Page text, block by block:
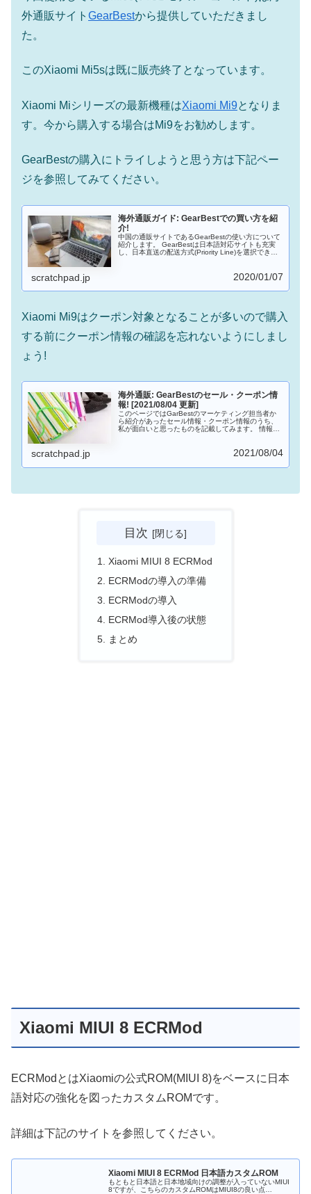
外通販サイト GearBestから提供していただきまし
た。
このXiaomi Mi5sは既に販売終了となっています。
Xiaomi Miシリーズの最新機種はXiaomi Mi9となりま
す。今から購入する場合はMi9をお勧めします。
GearBestの購入にトライしようと思う方は下記ペー
ジを参照してみてください。
海外通販ガイド: GearBestでの買い方を紹
介!
中国の通販サイトであるGearBestの使い方について
紹介します。 GearBestは日本語対応サイトも充実
し、日本直送の配送方式(Priority Line)を選択できる
もうれしいところです。ブレットやスマホをなどの
ガジェットを安く入手したい場合は有力な選択肢と
なるでしょう。
scratchpad.jp 2020/01/07
Xiaomi Mi9はクーポン対象となることが多いので購入
する前にクーポン情報の確認を忘れないようにしまし
ょう!
海外通販: GearBestのセール・クーポン情
報! [2021/08/04 更新]
このページではGarBestのマーケティング担当者か
ら紹介があったセール情報・クーポン情報のうち、
私が面白いと思ったものを記載してみます。 情報が
scratchpad.jp 2021/08/04
目次
Xiaomi MIUI 8 ECRMod
ECRModの導入の準備
ECRModの導入
ECRMod導入後の状態
まとめ
Xiaomi MIUI 8 ECRMod
ECRModとはXiaomiの公式ROM(MIUI 8)をベースに日本
語対応の強化を図ったカスタムROMです。
詳細は下記のサイトを参照してください。
Xiaomi MIUI 8 ECRMod 日本語カスタムROM
もともと日本語と日本地域向けの調整が入っていないMIUI
8ですが、こちらのカスタムROMはMIUI8の良い点…